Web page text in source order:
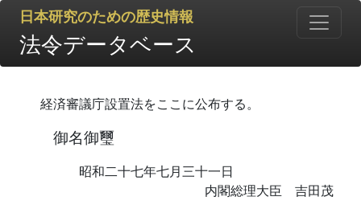
日本研究のための歴史情報
法令データベース
経済審議庁設置法をここに公布する。
御名御璽
昭和二十七年七月三十一日
内閣総理大臣 吉田茂